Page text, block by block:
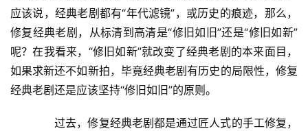
应该说，经典老剧都有“年代滤镜”，或历史的痕迹，那么，
修复经典老剧，从标清到高清是“修旧如旧”还是“修旧如新”
呢？在我看来，“修旧如新”就改变了经典老剧的本来面目，
如果求新还不如新拍，毕竟经典老剧有历史的局限性，修复
经典老剧还是应该坚持“修旧如旧”的原则。
过去，修复经典老剧都是通过匠人式的手工修复，